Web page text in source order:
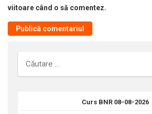
viitoare când o să comentez.
Curs BNR 08-08-2026